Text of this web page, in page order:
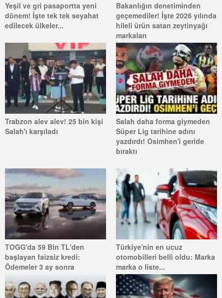
Yeşil ve gri pasaportta yeni
dönem! İşte tek tek seyahat
edilecek ülkeler...
Bakanlığın denetiminden
geçemediler! İşte 2026 yılında
hileli ürün satan zeytinyağı
markaları
Trabzon alev alev! 25 bin kişi
Salah'ı karşıladı
Salah daha forma giymeden
Süper Lig tarihine adını
yazdırdı! Osimhen'i geride
bıraktı
TOGG'da 59 Bin TL'den
başlayan faizsiz kredi:
Ödemeler 3 ay sonra
Türkiye'nin en ucuz
otomobilleri belli oldu: Marka
marka o liste...